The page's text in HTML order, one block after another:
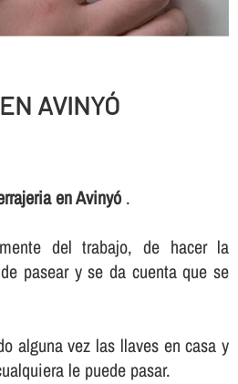
AVINYÓ
en Avinyó.
del trabajo, de hacer la
pasear y se da cuenta que se
alguna vez las llaves en casa y
le puede pasar.